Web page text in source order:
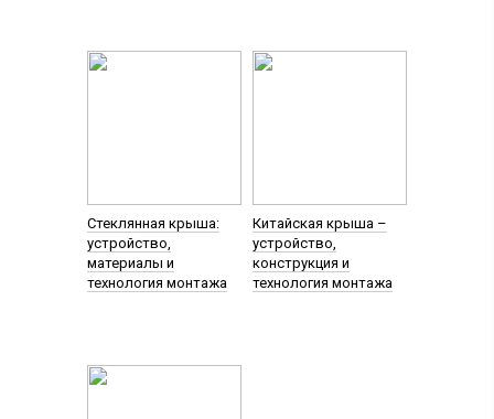
Стеклянная крыша:
устройство,
материалы и
технология монтажа
Китайская крыша –
устройство,
конструкция и
технология монтажа